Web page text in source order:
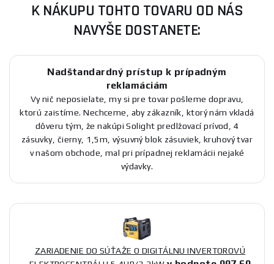
K NÁKUPU TOHTO TOVARU OD NÁS
NAVYŠE DOSTANETE:
Nadštandardný prístup k prípadným
reklamáciám
Vy nič neposielate, my si pre tovar pošleme dopravu,
ktorú zaistíme. Nechceme, aby zákazník, ktorý nám vkladá
dôveru tým, že nakúpi Solight predlžovací prívod, 4
zásuvky, čierny, 1,5m, výsuvný blok zásuviek, kruhový tvar
v našom obchode, mal pri prípadnej reklamácii nejaké
výdavky.
ZARIADENIE DO SÚŤAŽE O DIGITÁLNU INVERTOROVÚ